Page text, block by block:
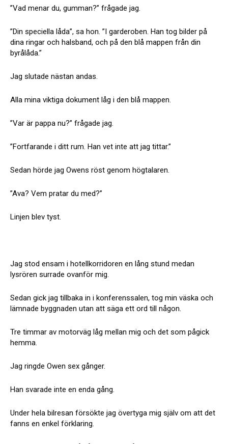
”Vad menar du, gumman?” frågade jag.
”Din speciella låda”, sa hon. ”I garderoben. Han tog bilder på
dina ringar och halsband, och på den blå mappen från din
byrålåda.”
Jag slutade nästan andas.
Alla mina viktiga dokument låg i den blå mappen.
”Var är pappa nu?” frågade jag.
”Fortfarande i ditt rum. Han vet inte att jag tittar.”
Sedan hörde jag Owens röst genom högtalaren.
”Ava? Vem pratar du med?”
Linjen blev tyst.
Jag stod ensam i hotellkorridoren en lång stund medan
lysrören surrade ovanför mig.
Sedan gick jag tillbaka in i konferenssalen, tog min väska och
lämnade byggnaden utan att säga ett ord till någon.
Tre timmar av motorväg låg mellan mig och det som pågick
hemma.
Jag ringde Owen sex gånger.
Han svarade inte en enda gång.
Under hela bilresan försökte jag övertyga mig själv om att det
fanns en enkel förklaring.